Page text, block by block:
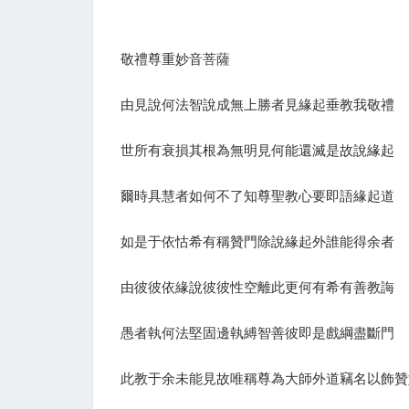
敬禮尊重妙音菩薩
由見說何法智說成無上勝者見緣起垂教我敬禮
世所有衰損其根為無明見何能還滅是故說緣起
爾時具慧者如何不了知尊聖教心要即語緣起道
如是于依怙希有稱贊門除說緣起外誰能得余者
由彼彼依緣說彼彼性空離此更何有希有善教誨
愚者執何法堅固邊執縛智善彼即是戲綱盡斷門
此教于余未能見故唯稱尊為大師外道竊名以飾